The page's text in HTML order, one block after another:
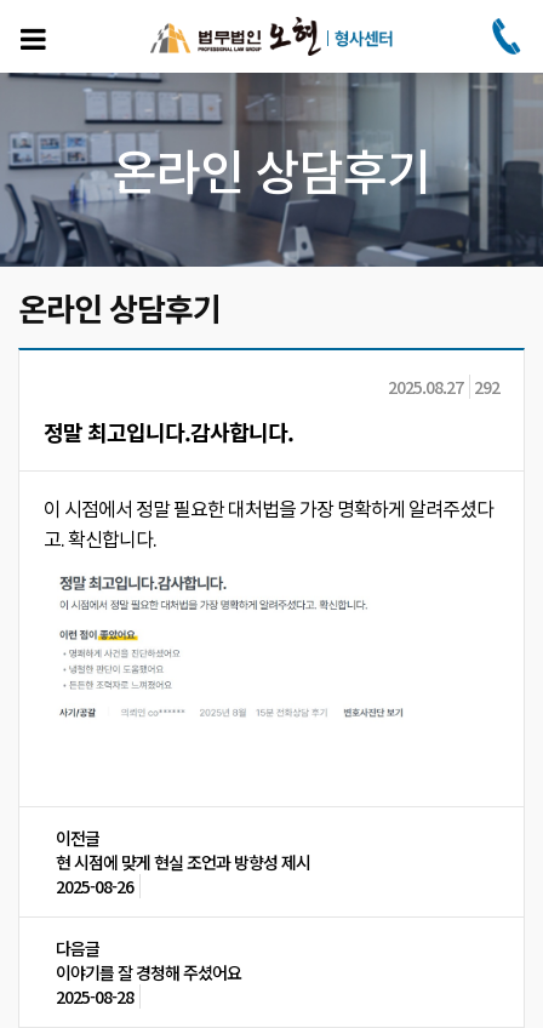
주
요
콘
로
건
너
뛰
기
온라인 상담후기
온라인 상담후기
2025.08.27 292
정말 최고입니다.감사합니다.
이 시점에서 정말 필요한 대처법을 가장 명확하게 알려주셨다
고. 확신합니다.
이전글
현 시점에 먖게 현실 조언과 방향성 제시
2025-08-26
다음글
이야기를 잘 경청해 주셨어요
2025-08-28